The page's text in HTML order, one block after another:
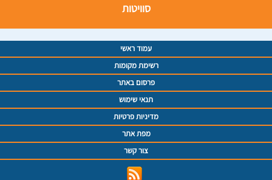
סוויטות
עמוד ראשי
רשימת מקומות
פרסום באתר
תנאי שימוש
מדיניות פרטיות
מפת אתר
צור קשר